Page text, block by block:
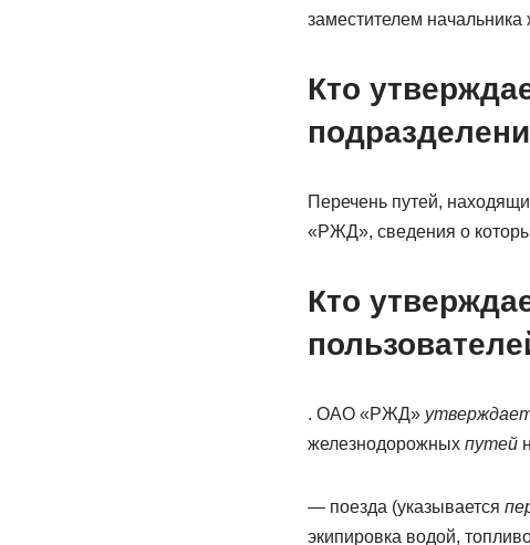
заместителем начальника
Кто
Перечень путей,
«РЖД», сведения о
Кто
. ОАО «РЖД»
железнодорожных путей
— поезда (указывается
экипировка водой,